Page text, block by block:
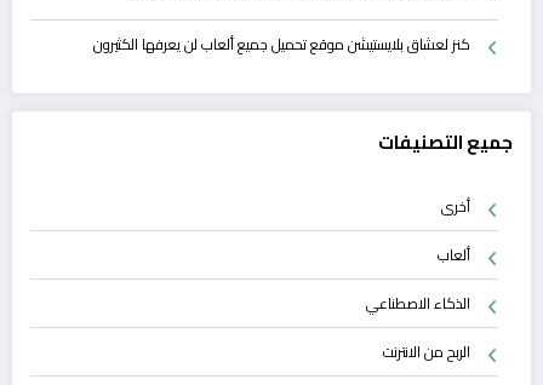
كنز لعشاق بلايستيشن موقع تحميل جميع ألعاب لن يعرفها الكثيرون
جميع التصنيفات
أخرى
ألعاب
الذكاء الاصطناعي
الربح من الانترنت